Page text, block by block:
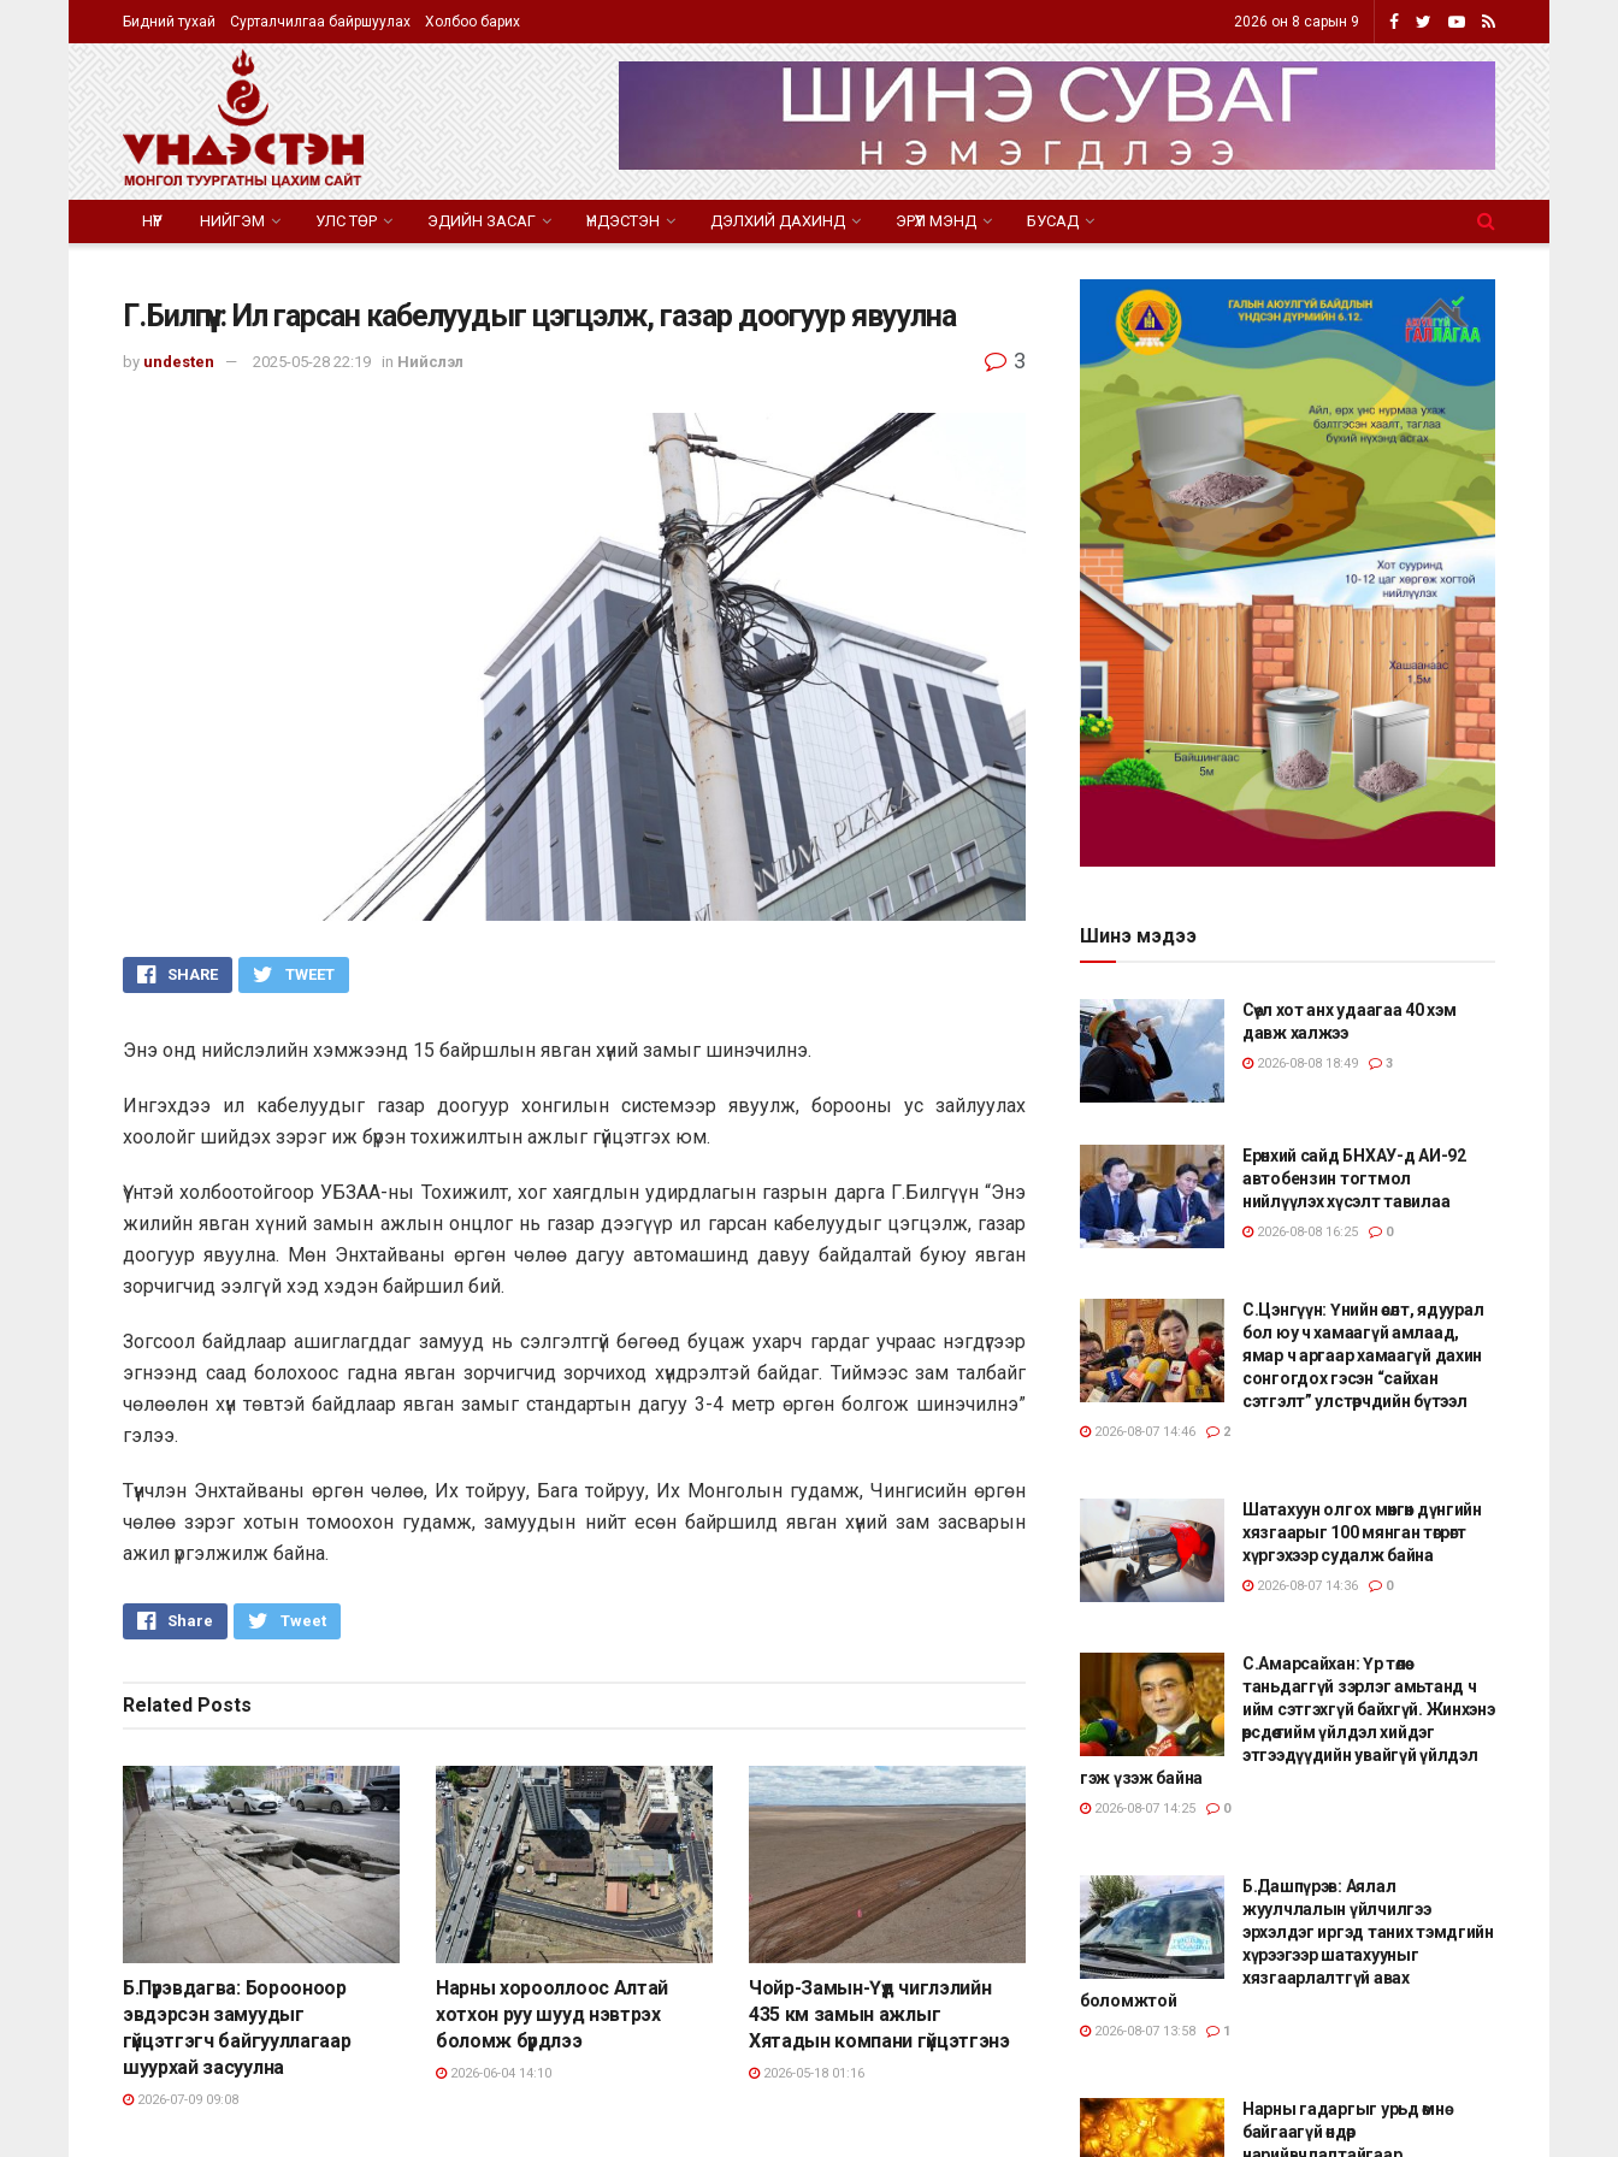
Бидний тухай Сурталчилгаа байршуулах Холбоо барих 2026 он 8 сарын 9
НҮҮР НИЙГЭМ УЛС ТӨР ЭДИЙН ЗАСАГ ҮНДЭСТЭН ДЭЛХИЙ ДАХИНД ЭРҮҮЛ МЭНД БУСАД
Г.Билгүүн: Ил гарсан кабелуудыг цэгцэлж, газар доогуур явуулна
by undesten 2025-05-28 22:19 in Нийслэл 3
SHARE TWEET
Энэ онд нийслэлийн хэмжээнд 15 байршлын явган хүний замыг шинэчилнэ.
Ингэхдээ ил кабелуудыг газар доогуур хонгилын системээр явуулж, борооны ус зайлуулах
хоолойг шийдэх зэрэг иж бүрэн тохижилтын ажлыг гүйцэтгэх юм.
Үүнтэй холбоотойгоор УБЗАА-ны Тохижилт, хог хаягдлын удирдлагын газрын дарга Г.Билгүүн “Энэ
жилийн явган хүний замын ажлын онцлог нь газар дээгүүр ил гарсан кабелуудыг цэгцэлж, газар
доогуур явуулна. Мөн Энхтайваны өргөн чөлөө дагуу автомашинд давуу байдалтай буюу явган
зорчигчид ээлгүй хэд хэдэн байршил бий.
Зогсоол байдлаар ашиглагддаг замууд нь сэлгэлтгүй бөгөөд буцаж ухарч гардаг учраас нэгдүгээр
эгнээнд саад болохоос гадна явган зорчигчид зорчиход хүндрэлтэй байдаг. Тиймээс зам талбайг
чөлөөлөн хүн төвтэй байдлаар явган замыг стандартын дагуу 3-4 метр өргөн болгож шинэчилнэ”
гэлээ.
Түүнчлэн Энхтайваны өргөн чөлөө, Их тойруу, Бага тойруу, Их Монголын гудамж, Чингисийн өргөн
чөлөө зэрэг хотын томоохон гудамж, замуудын нийт есөн байршилд явган хүний зам засварын
ажил үргэлжилж байна.
Share Tweet
Related Posts
Б.Пүрэвдагва: Борооноор
эвдэрсэн замуудыг
гүйцэтгэгч байгууллагаар
шуурхай засуулна
2026-07-09 09:08
Нарны хорооллоос Алтай
хотхон руу шууд нэвтрэх
боломж бүрдлээ
2026-06-04 14:10
Чойр-Замын-Үүд чиглэлийн
435 км замын ажлыг
Хятадын компани гүйцэтгэнэ
2026-05-18 01:16
Шинэ мэдээ
Сөүл хот анх удаагаа 40 хэм
давж халжээ
2026-08-08 18:49 3
Ерөнхий сайд БНХАУ-д АИ-92
автобензин тогтмол
нийлүүлэх хүсэлт тавилаа
2026-08-08 16:25 0
С.Цэнгүүн: Үнийн өсөлт, ядуурал
бол юу ч хамаагүй амлаад,
ямар ч аргаар хамаагүй дахин
сонгогдох гэсэн “сайхан
сэтгэлт” улстөрчдийн бүтээл
2026-08-07 14:46 2
Шатахуун олгох мөнгөн дүнгийн
хязгаарыг 100 мянган төгрөгт
хүргэхээр судалж байна
2026-08-07 14:36 0
С.Амарсайхан: Үр төлөө
таньдаггүй зэрлэг амьтанд ч
ийм сэтгэхгүй байхгүй. Жинхэнэ
өөрсдөө тийм үйлдэл хийдэг
этгээдүүдийн увайгүй үйлдэл
гэж үзэж байна
2026-08-07 14:25 0
Б.Дашпүрэв: Аялал
жуулчлалын үйлчилгээ
эрхэлдэг иргэд таних тэмдгийн
хүрээгээр шатахууныг
хязгаарлалтгүй авах
боломжтой
2026-08-07 13:58 1
Нарны гадаргыг урьд өмнө
байгаагүй өндөр